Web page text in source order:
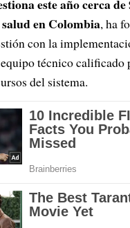
este año cerca
en Colombia, ha
con la
técnico calificado
del sistema.